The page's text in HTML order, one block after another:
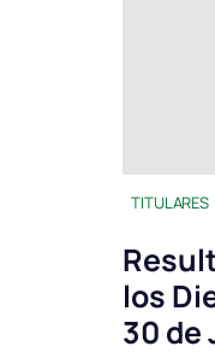
TITULARES
los
30 de